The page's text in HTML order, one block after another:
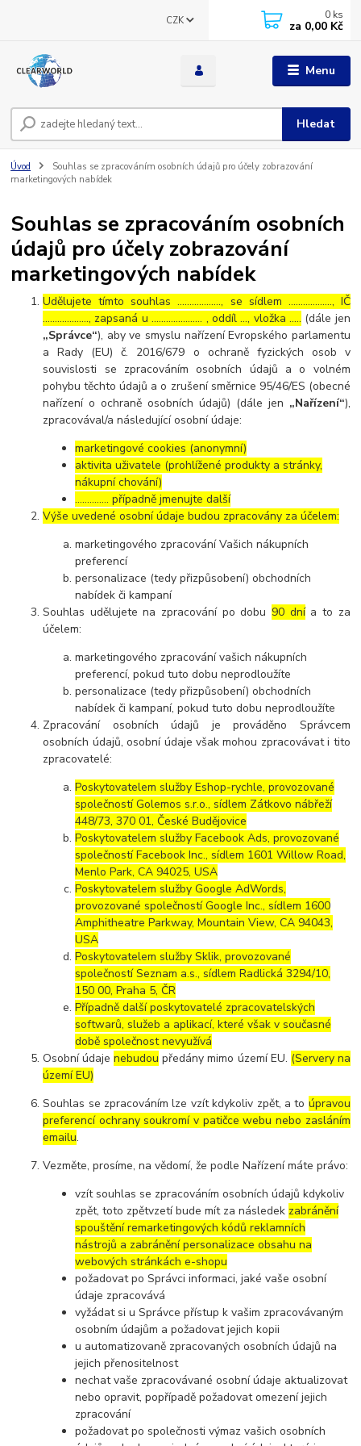
Menu
CZK
Hledat
0 ks
za 0,00 Kč
Úvod
Souhlas se zpracováním osobních údajů pro účely zobrazování
marketingových nabídek
Souhlas se zpracováním osobních
údajů pro účely zobrazování
marketingových nabídek
Udělujete tímto souhlas ……………..., se sídlem ………………, IČ
………………., zapsaná u ………………… , oddíl …, vložka ….. (dále jen
„Správce“), aby ve smyslu nařízení Evropského parlamentu
a Rady (EU) č. 2016/679 o ochraně fyzických osob v
souvislosti se zpracováním osobních údajů a o volném
pohybu těchto údajů a o zrušení směrnice 95/46/ES (obecné
nařízení o ochraně osobních údajů) (dále jen „Nařízení“),
zpracovával/a následující osobní údaje:
marketingové cookies (anonymní)
aktivita uživatele (prohlížené produkty a stránky,
nákupní chování)
………….. případně jmenujte další
Výše uvedené osobní údaje budou zpracovány za účelem:
marketingového zpracování Vašich nákupních
preferencí
personalizace (tedy přizpůsobení) obchodních
nabídek či kampaní
Souhlas udělujete na zpracování po dobu 90 dnía to za
účelem:
marketingového zpracování vašich nákupních
preferencí, pokud tuto dobu neprodloužíte
personalizace (tedy přizpůsobení) obchodních
nabídek či kampaní, pokud tuto dobu neprodloužíte
Zpracování osobních údajů je prováděno Správcem
osobních údajů, osobní údaje však mohou zpracovávat i tito
zpracovatelé:
Poskytovatelem služby Eshop-rychle, provozované
společností Golemos s.r.o., sídlem Zátkovo nábřeží
448/73, 370 01, České Budějovice
Poskytovatelem služby Facebook Ads, provozované
společností Facebook Inc., sídlem 1601 Willow Road,
Menlo Park, CA 94025, USA
Poskytovatelem služby Google AdWords,
provozované společností Google Inc., sídlem 1600
Amphitheatre Parkway, Mountain View, CA 94043,
USA
Poskytovatelem služby Sklik, provozované
společností Seznam a.s., sídlem Radlická 3294/10,
150 00, Praha 5, ČR
Případně další poskytovatelé zpracovatelských
softwarů, služeb a aplikací, které však v současné
době společnost nevyužívá
Osobní údajenebudou předány mimo území EU. (Servery na
území EU)
Souhlas se zpracováním lze vzít kdykoliv zpět, a to úpravou
preferencí ochrany soukromí v patičce webu nebo zasláním
emailu.
Vezměte, prosíme, na vědomí, že podle Nařízení máte právo:
vzít souhlas se zpracováním osobních údajů kdykoliv
zpět, toto zpětvzetí bude mít za následek zabránění
spouštění remarketingových kódů reklamních
nástrojů a zabránění personalizace obsahu na
webových stránkách e-shopu
požadovat po Správci informaci, jaké vaše osobní
údaje zpracovává
vyžádat si u Správce přístup k vašim zpracovávaným
osobním údajům a požadovat jejich kopii
u automatizovaně zpracovaných osobních údajů na
jejich přenositelnost
nechat vaše zpracovávané osobní údaje aktualizovat
nebo opravit, popřípadě požadovat omezení jejich
zpracování
požadovat po společnosti výmaz vašich osobních